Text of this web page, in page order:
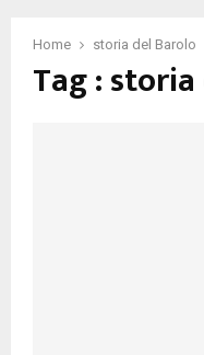
Home storia del Barolo
Tag :